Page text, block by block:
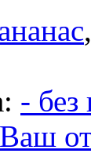
,
- без
Ваш